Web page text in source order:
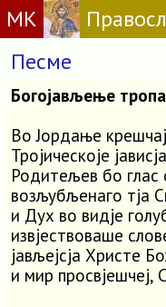
МК
Песме
Богојављење
Во Јордање
Тројическоје
Родитељев бо глас
возљубљенаго тја
и Дух во видје
извјествоваше
јављејсја Христе
и мир просвјешчеј,